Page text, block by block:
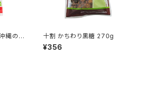
十割 かちわり黒糖 270g
¥356